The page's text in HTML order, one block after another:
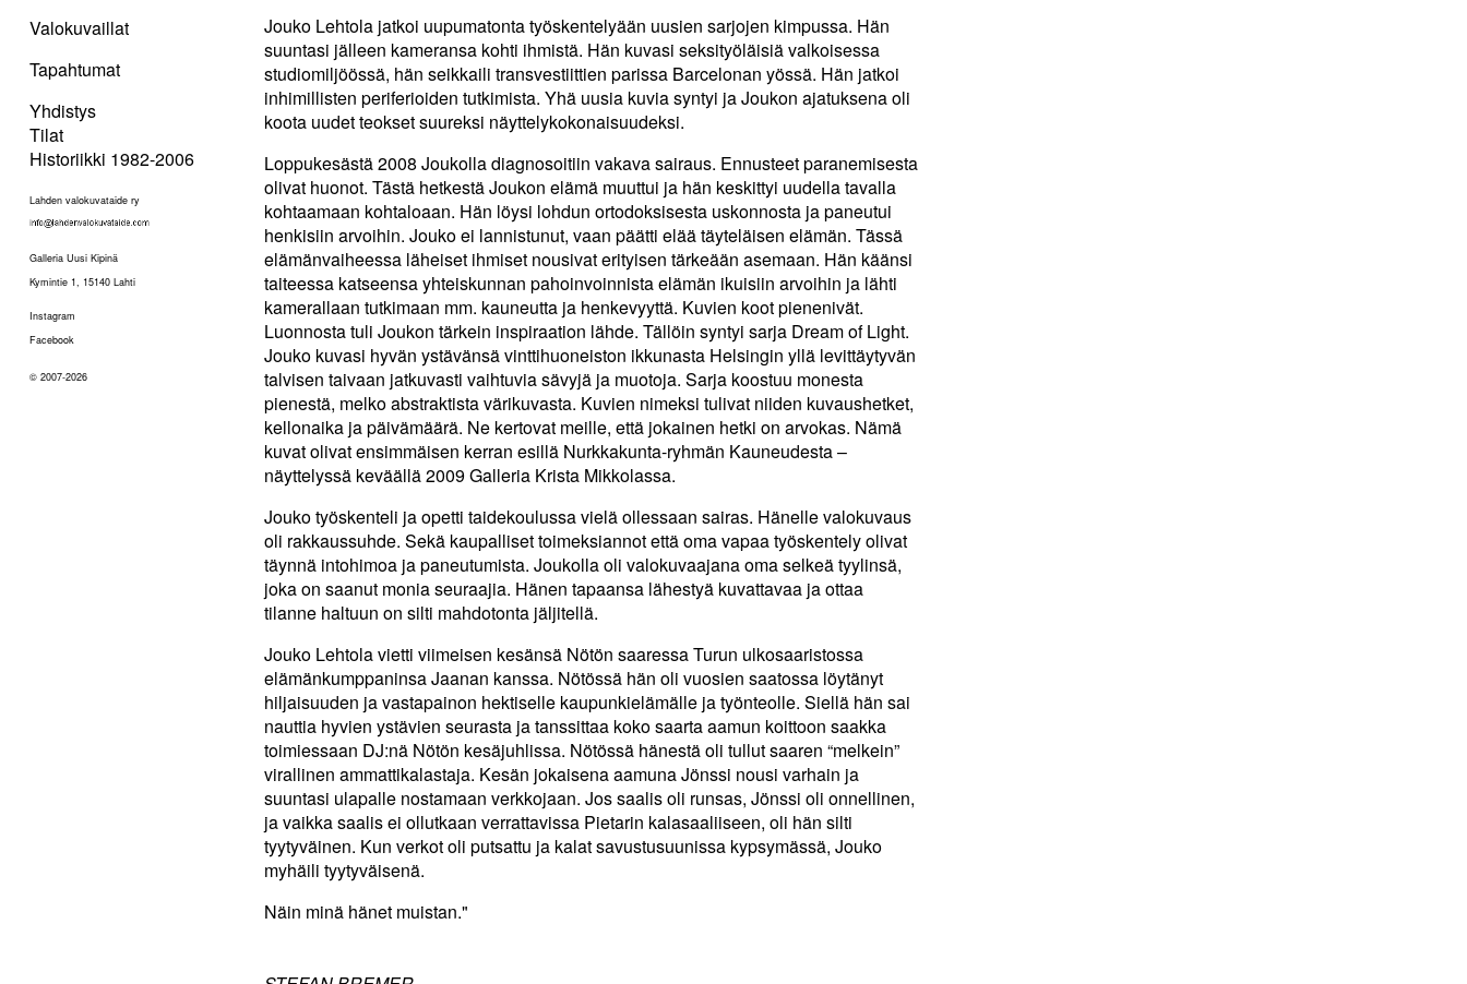
Valokuvaillat
Tapahtumat
Yhdistys
Tilat
Historiikki 1982-2006
Lahden valokuvataide ry
Galleria Uusi Kipinä
Kymintie 1, 15140 Lahti
Instagram
Facebook
© 2007-2026
Jouko Lehtola jatkoi uupumatonta työskentelyään uusien sarjojen kimpussa. Hän
suuntasi jälleen kameransa kohti ihmistä. Hän kuvasi seksityöläisiä valkoisessa
studiomiljöössä, hän seikkaili transvestiittien parissa Barcelonan yössä. Hän jatkoi
inhimillisten periferioiden tutkimista. Yhä uusia kuvia syntyi ja Joukon ajatuksena oli
koota uudet teokset suureksi näyttelykokonaisuudeksi.
Loppukesästä 2008 Joukolla diagnosoitiin vakava sairaus. Ennusteet paranemisesta
olivat huonot. Tästä hetkestä Joukon elämä muuttui ja hän keskittyi uudella tavalla
kohtaamaan kohtaloaan. Hän löysi lohdun ortodoksisesta uskonnosta ja paneutui
henkisiin arvoihin. Jouko ei lannistunut, vaan päätti elää täyteläisen elämän. Tässä
elämänvaiheessa läheiset ihmiset nousivat erityisen tärkeään asemaan. Hän käänsi
taiteessa katseensa yhteiskunnan pahoinvoinnista elämän ikuisiin arvoihin ja lähti
kamerallaan tutkimaan mm. kauneutta ja henkevyyttä. Kuvien koot pienenivät.
Luonnosta tuli Joukon tärkein inspiraation lähde. Tällöin syntyi sarja Dream of Light.
Jouko kuvasi hyvän ystävänsä vinttihuoneiston ikkunasta Helsingin yllä levittäytyvän
talvisen taivaan jatkuvasti vaihtuvia sävyjä ja muotoja. Sarja koostuu monesta
pienestä, melko abstraktista värikuvasta. Kuvien nimeksi tulivat niiden kuvaushetket,
kellonaika ja päivämäärä. Ne kertovat meille, että jokainen hetki on arvokas. Nämä
kuvat olivat ensimmäisen kerran esillä Nurkkakunta-ryhmän Kauneudesta –
näyttelyssä keväällä 2009 Galleria Krista Mikkolassa.
Jouko työskenteli ja opetti taidekoulussa vielä ollessaan sairas. Hänelle valokuvaus
oli rakkaussuhde. Sekä kaupalliset toimeksiannot että oma vapaa työskentely olivat
täynnä intohimoa ja paneutumista. Joukolla oli valokuvaajana oma selkeä tyylinsä,
joka on saanut monia seuraajia. Hänen tapaansa lähestyä kuvattavaa ja ottaa
tilanne haltuun on silti mahdotonta jäljitellä.
Jouko Lehtola vietti viimeisen kesänsä Nötön saaressa Turun ulkosaaristossa
elämänkumppaninsa Jaanan kanssa. Nötössä hän oli vuosien saatossa löytänyt
hiljaisuuden ja vastapainon hektiselle kaupunkielämälle ja työnteolle. Siellä hän sai
nauttia hyvien ystävien seurasta ja tanssittaa koko saarta aamun koittoon saakka
toimiessaan DJ:nä Nötön kesäjuhlissa. Nötössä hänestä oli tullut saaren “melkein”
virallinen ammattikalastaja. Kesän jokaisena aamuna Jönssi nousi varhain ja
suuntasi ulapalle nostamaan verkkojaan. Jos saalis oli runsas, Jönssi oli onnellinen,
ja vaikka saalis ei ollutkaan verrattavissa Pietarin kalasaaliiseen, oli hän silti
tyytyväinen. Kun verkot oli putsattu ja kalat savustusuunissa kypsymässä, Jouko
myhäili tyytyväisenä.
Näin minä hänet muistan."